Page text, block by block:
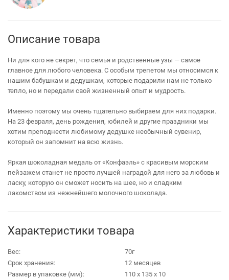
Описание товара
Ни для кого не секрет, что семья и родственные узы — самое
главное для любого человека. С особым трепетом мы относимся к
нашим бабушкам и дедушкам, которые подарили нам не только
тепло, но и передали свой жизненный опыт и мудрость.
Именно поэтому мы очень тщательно выбираем для них подарки.
На 23 февраля, день рождения, юбилей и другие праздники мы
хотим преподнести любимому дедушке необычный сувенир,
который он запомнит на всю жизнь.
Яркая шоколадная медаль от «Конфаэль» с красивым морским
пейзажем станет не просто лучшей наградой для него за любовь и
ласку, которую он сможет носить на шее, но и сладким
лакомством из нежнейшего молочного шоколада.
Характеристики товара
Вес:
70г
Срок хранения:
12 месяцев
Размер в упаковке (мм):
110 х 135 х 10